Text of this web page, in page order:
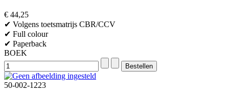
€ 44,25
✔ Volgens toetsmatrijs CBR/CCV
✔ Full colour
✔ Paperback
BOEK
50-002-1223